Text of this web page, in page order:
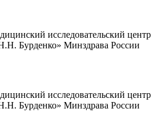
исследовательский центр
Бурденко» Минздрава России
исследовательский центр
Бурденко» Минздрава России